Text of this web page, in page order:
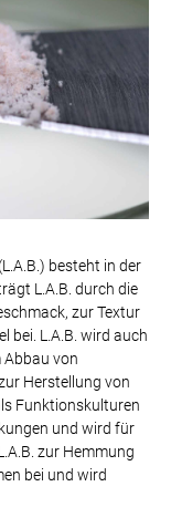
besteht in der
L.A.B. durch die
zur Textur
bei. L.A.B. wird auch
von
Herstellung von
Funktionskulturen
und wird für
zur Hemmung
bei und wird